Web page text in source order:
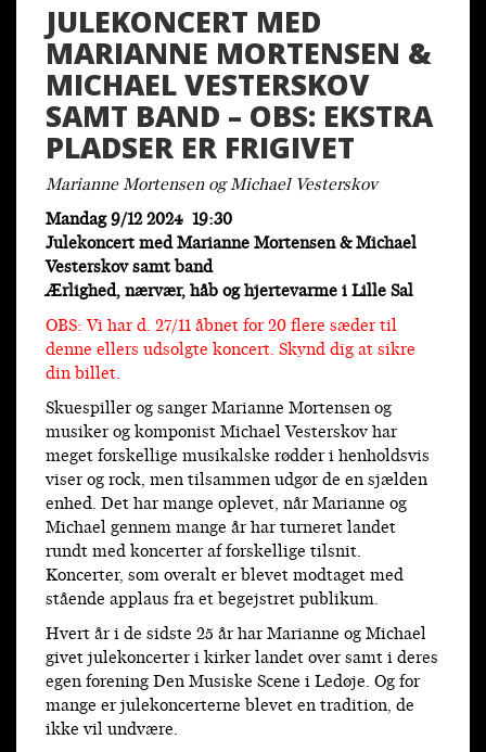
JULEKONCERT MED
MARIANNE MORTENSEN &
MICHAEL VESTERSKOV
SAMT BAND – OBS: EKSTRA
PLADSER ER FRIGIVET
Marianne Mortensen og Michael Vesterskov
Mandag 9/12 2024 19:30
Julekoncert med Marianne Mortensen & Michael
Vesterskov samt band
Ærlighed, nærvær, håb og hjertevarme i Lille Sal
OBS: Vi har d. 27/11 åbnet for 20 flere sæder til
denne ellers udsolgte koncert. Skynd dig at sikre
din billet.
Skuespiller og sanger Marianne Mortensen og
musiker og komponist Michael Vesterskov har
meget forskellige musikalske rødder i henholdsvis
viser og rock, men tilsammen udgør de en sjælden
enhed. Det har mange oplevet, når Marianne og
Michael gennem mange år har turneret landet
rundt med koncerter af forskellige tilsnit.
Koncerter, som overalt er blevet modtaget med
stående applaus fra et begejstret publikum.
Hvert år i de sidste 25 år har Marianne og Michael
givet julekoncerter i kirker landet over samt i deres
egen forening Den Musiske Scene i Ledøje. Og for
mange er julekoncerterne blevet en tradition, de
ikke vil undvære.